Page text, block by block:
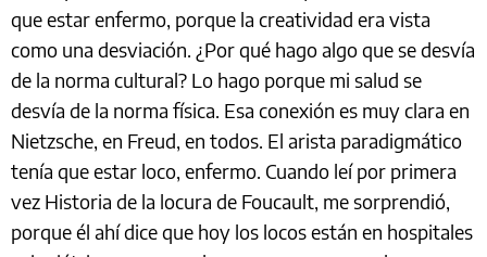
que estar enfermo, porque la creatividad era vista
como una desviación. ¿Por qué hago algo que se desvía
de la norma cultural? Lo hago porque mi salud se
desvía de la norma física. Esa conexión es muy clara en
Nietzsche, en Freud, en todos. El arista paradigmático
tenía que estar loco, enfermo. Cuando leí por primera
vez Historia de la locura de Foucault, me sorprendió,
porque él ahí dice que hoy los locos están en hospitales